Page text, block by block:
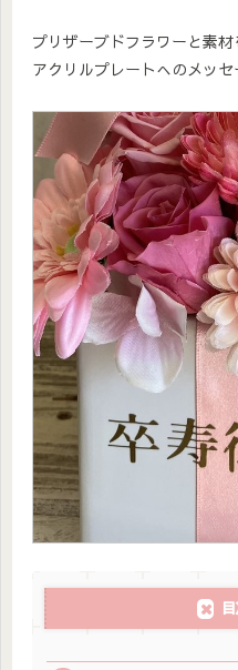
プリザーブドフラワーと素材
アクリルプレートへのメッセ